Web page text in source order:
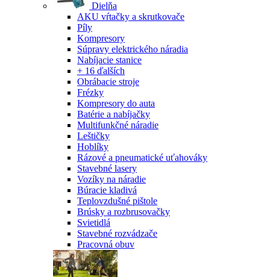
Dielňa
AKU vŕtačky a skrutkovače
Píly
Kompresory
Súpravy elektrického náradia
Nabíjacie stanice
+ 16 ďalších
Obrábacie stroje
Frézky
Kompresory do auta
Batérie a nabíjačky
Multifunkčné náradie
Leštičky
Hoblíky
Rázové a pneumatické uťahováky
Stavebné lasery
Vozíky na náradie
Búracie kladivá
Teplovzdušné pištole
Brúsky a rozbrusovačky
Svietidlá
Stavebné rozvádzače
Pracovná obuv